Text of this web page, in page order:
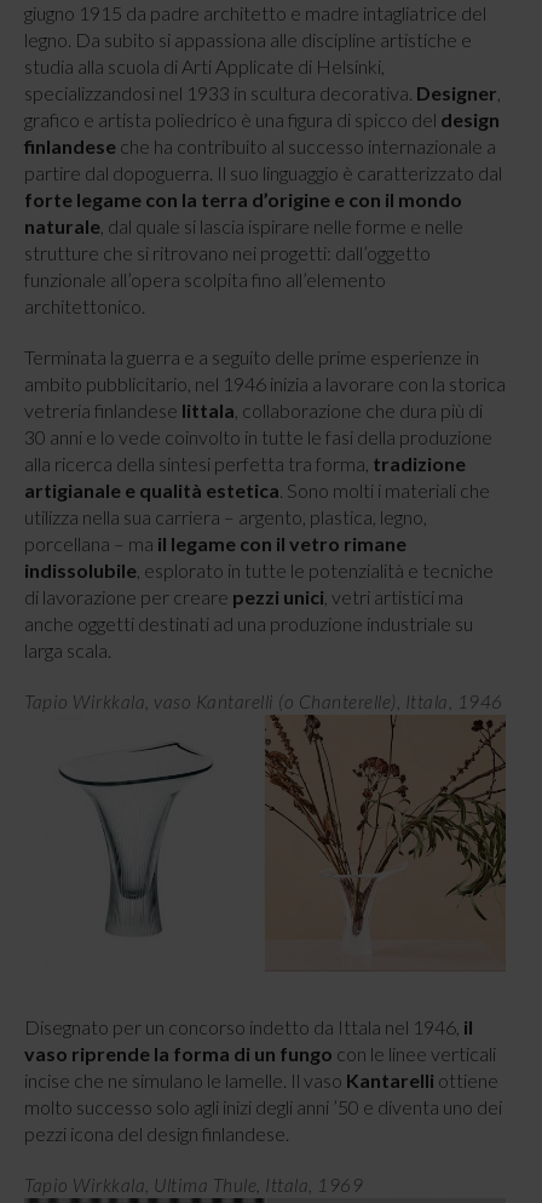
giugno 1915 da padre architetto e madre intagliatrice del
legno. Da subito si appassiona alle discipline artistiche e
studia alla scuola di Arti Applicate di Helsinki,
specializzandosi nel 1933 in scultura decorativa. Designer
grafico e artista poliedrico è una figura di spicco del design
finlandese che ha contribuito al successo internazionale a
partire dal dopoguerra. Il suo linguaggio è caratterizzato dal
forte legame con la terra d’origine e con il mondo
naturale , dal quale si lascia ispirare nelle forme e nelle
strutture che si ritrovano nei progetti: dall’oggetto
funzionale all’opera scolpita fino all’elemento
architettonico.
Terminata la guerra e a seguito delle prime esperienze in
ambito pubblicitario, nel 1946 inizia a lavorare con la storica
vetreria finlandese Iittala , collaborazione che dura più di
30 anni e lo vede coinvolto in tutte le fasi della produzione
alla ricerca della sintesi perfetta tra forma, tradizione
artigianale e qualità estetica . Sono molti i materiali che
utilizza nella sua carriera – argento, plastica, legno,
porcellana – ma il legame con il vetro rimane
indissolubile , esplorato in tutte le potenzialità e tecniche
di lavorazione per creare pezzi unici , vetri artistici ma
anche oggetti destinati ad una produzione industriale su
larga scala.
Tapio Wirkkala, vaso Kantarelli (o Chanterelle), Ittala, 1946
Disegnato per un concorso indetto da Ittala nel 1946, il
vaso riprende la forma di un fungo con le linee verticali
incise che ne simulano le lamelle. Il vaso Kantarelli ottiene
molto successo solo agli inizi degli anni ’50 e diventa uno dei
pezzi icona del design finlandese.
Tapio Wirkkala, Ultima Thule, Ittala, 1969